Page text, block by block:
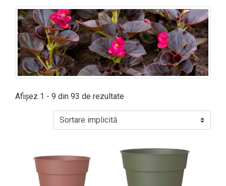
Afișez 1 - 9 din 93 de rezultate